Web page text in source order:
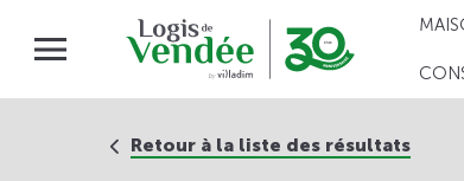
Retour à la liste des résultats